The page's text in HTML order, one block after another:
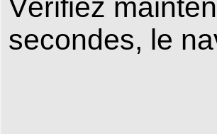
Vérifiez
secondes, le